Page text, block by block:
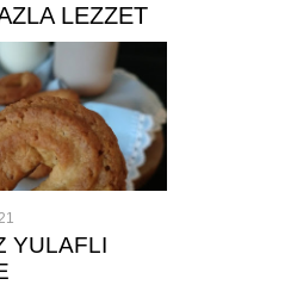
LEZZET
YULAFLI